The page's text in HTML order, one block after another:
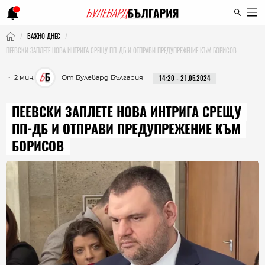
ВАЖНО ДНЕС
ПЕЕВСКИ ЗАПЛЕТЕ НОВА ИНТРИГА СРЕЩУ ПП-ДБ И ОТПРАВИ ПРЕДУПРЕЖЕНИЕ КЪМ БОРИСОВ
・ 2 мин. От Булевард България 14:20 - 21.05.2024
ПЕЕВСКИ ЗАПЛЕТЕ НОВА ИНТРИГА СРЕЩУ
ПП-ДБ И ОТПРАВИ ПРЕДУПРЕЖЕНИЕ КЪМ
БОРИСОВ